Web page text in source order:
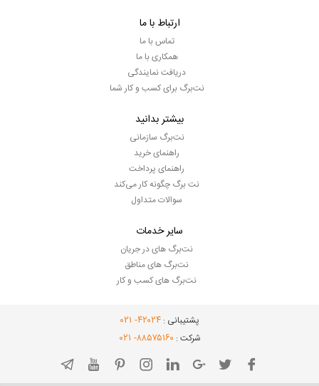
ارتباط با ما
تماس با ما
همکاری با ما
دریافت نمایندگی
نت‌برگ برای کسب و کار شما
بیشتر بدانید
نت‌برگ سازمانی
راهنمای خرید
راهنمای پرداخت
نت برگ چگونه کار می‌کند
سوالات متداول
سایر خدمات
نت‌برگ های در جریان
نت‌برگ های مناطق
نت‌برگ های کسب و کار
پشتیبانی : ۴۲۰۲۴- ۰۲۱
شرکت : ۸۸۵۷۵۱۶۰- ۰۲۱